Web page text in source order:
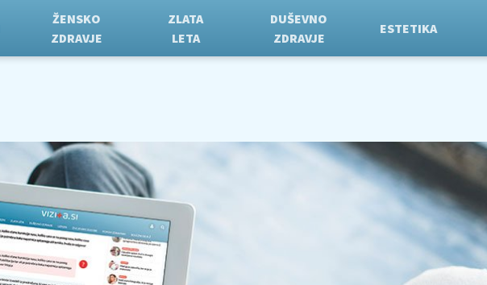
ŽENSKO
ZDRAVJE
ZLATA
LETA
DUŠEVNO
ZDRAVJE
ESTETIKA